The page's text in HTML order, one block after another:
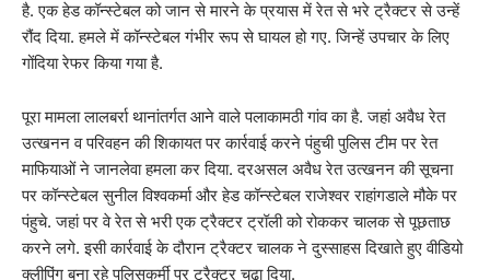
है. एक हेड कॉन्स्टेबल को जान से मारने के प्रयास में रेत से भरे ट्रैक्टर से उन्हें
रौंद दिया. हमले में कॉन्स्टेबल गंभीर रूप से घायल हो गए. जिन्हें उपचार के लिए
गोंदिया रेफर किया गया है.
पूरा मामला लालबर्रा थानांतर्गत आने वाले पलाकामठी गांव का है. जहां अवैध रेत
उत्खनन व परिवहन की शिकायत पर कार्रवाई करने पंहुची पुलिस टीम पर रेत
माफियाओं ने जानलेवा हमला कर दिया. दरअसल अवैध रेत उत्खनन की सूचना
पर कॉन्स्टेबल सुनील विश्वकर्मा और हेड कॉन्स्टेबल राजेश्वर राहांगडाले मौके पर
पंहुचे. जहां पर वे रेत से भरी एक ट्रैक्टर ट्रॉली को रोककर चालक से पूछताछ
करने लगे. इसी कार्रवाई के दौरान ट्रैक्टर चालक ने दुस्साहस दिखाते हुए वीडियो
क्लीपिंग बना रहे पुलिसकर्मी पर ट्रैक्टर चढ़ा दिया.